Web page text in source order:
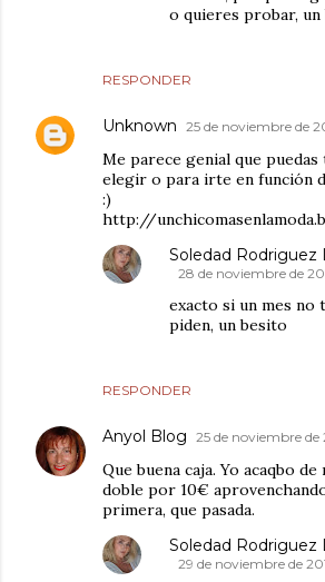
RESPONDER
o quieres probar, un
Unknown 25 de noviembre de
Me parece genial que
elegir o para irte en función
:)
http://
RESPONDER
Soledad Rodriguez
28 de noviembre de
exacto si un mes no
piden, un besito
Anyol Blog 25 de noviembre de
Que buena caja. Yo acaqbo
doble por 10€
primera, que pasada.
Soledad Rodriguez
29 de noviembre de